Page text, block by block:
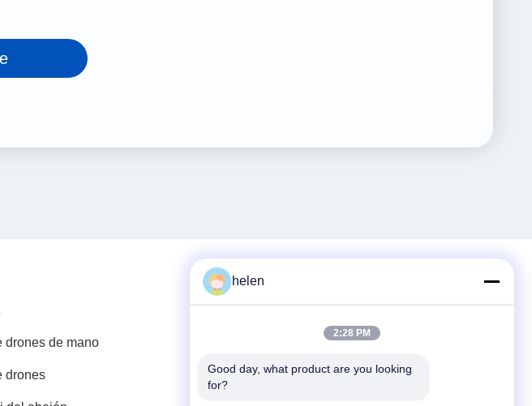
drones de mano
drones
86--13101235550
helen
2:28 PM
Good day, what product are you looking
for?